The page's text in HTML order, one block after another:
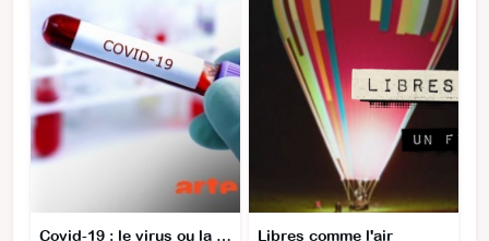
Covid-19 : le virus ou la vie ? Libres comme l'air